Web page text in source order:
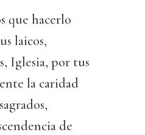
que hacerlo
laicos,
Iglesia, por tus
la caridad
de